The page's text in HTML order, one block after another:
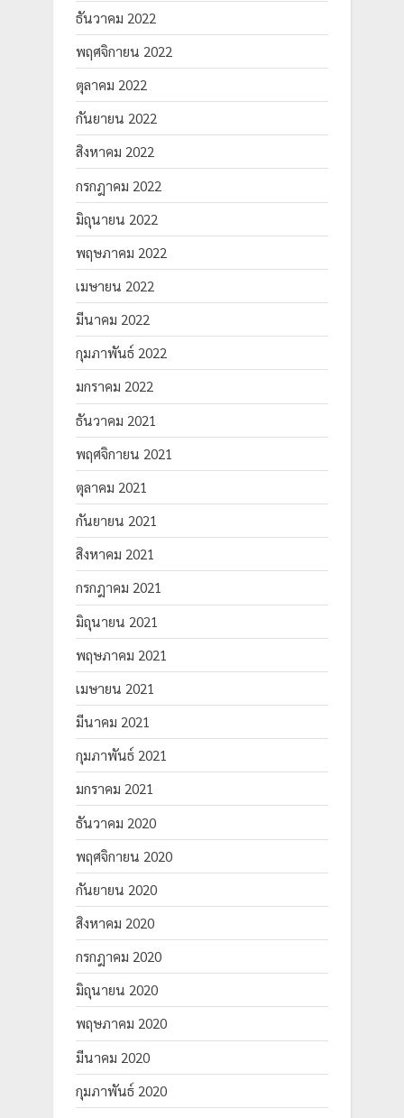
ธันวาคม 2022
พฤศจิกายน 2022
ตุลาคม 2022
กันยายน 2022
สิงหาคม 2022
กรกฎาคม 2022
มิถุนายน 2022
พฤษภาคม 2022
เมษายน 2022
มีนาคม 2022
กุมภาพันธ์ 2022
มกราคม 2022
ธันวาคม 2021
พฤศจิกายน 2021
ตุลาคม 2021
กันยายน 2021
สิงหาคม 2021
กรกฎาคม 2021
มิถุนายน 2021
พฤษภาคม 2021
เมษายน 2021
มีนาคม 2021
กุมภาพันธ์ 2021
มกราคม 2021
ธันวาคม 2020
พฤศจิกายน 2020
กันยายน 2020
สิงหาคม 2020
กรกฎาคม 2020
มิถุนายน 2020
พฤษภาคม 2020
มีนาคม 2020
กุมภาพันธ์ 2020